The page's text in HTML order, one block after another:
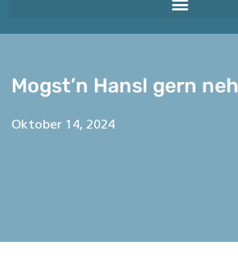
Mogst’n Hansl gern
Oktober 14, 2024